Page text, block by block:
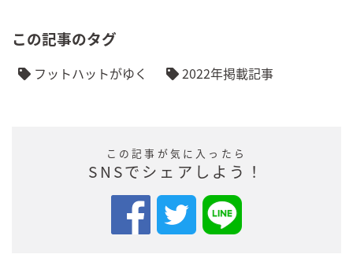
この記事のタグ
フットハットがゆく 2022年掲載記事
この記事が気に入ったら
SNSでシェアしよう！